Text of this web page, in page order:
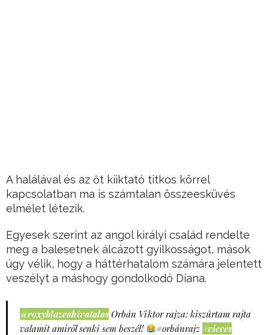
A halálával és az őt kiiktató titkos körrel
kapcsolatban ma is számtalan összeesküvés
elmélet létezik.
Egyesek szerint az angol királyi család rendelte
meg a balesetnek álcázott gyilkosságot, mások
úgy vélik, hogy a háttérhatalom számára jelentett
veszélyt a máshogy gondolkodó Diana.
@roxyblazeahivatalos Orbán Viktor rajza: kiszúrtam rajta
valamit amiről senki sem beszél!
#orbánrajz #vicces